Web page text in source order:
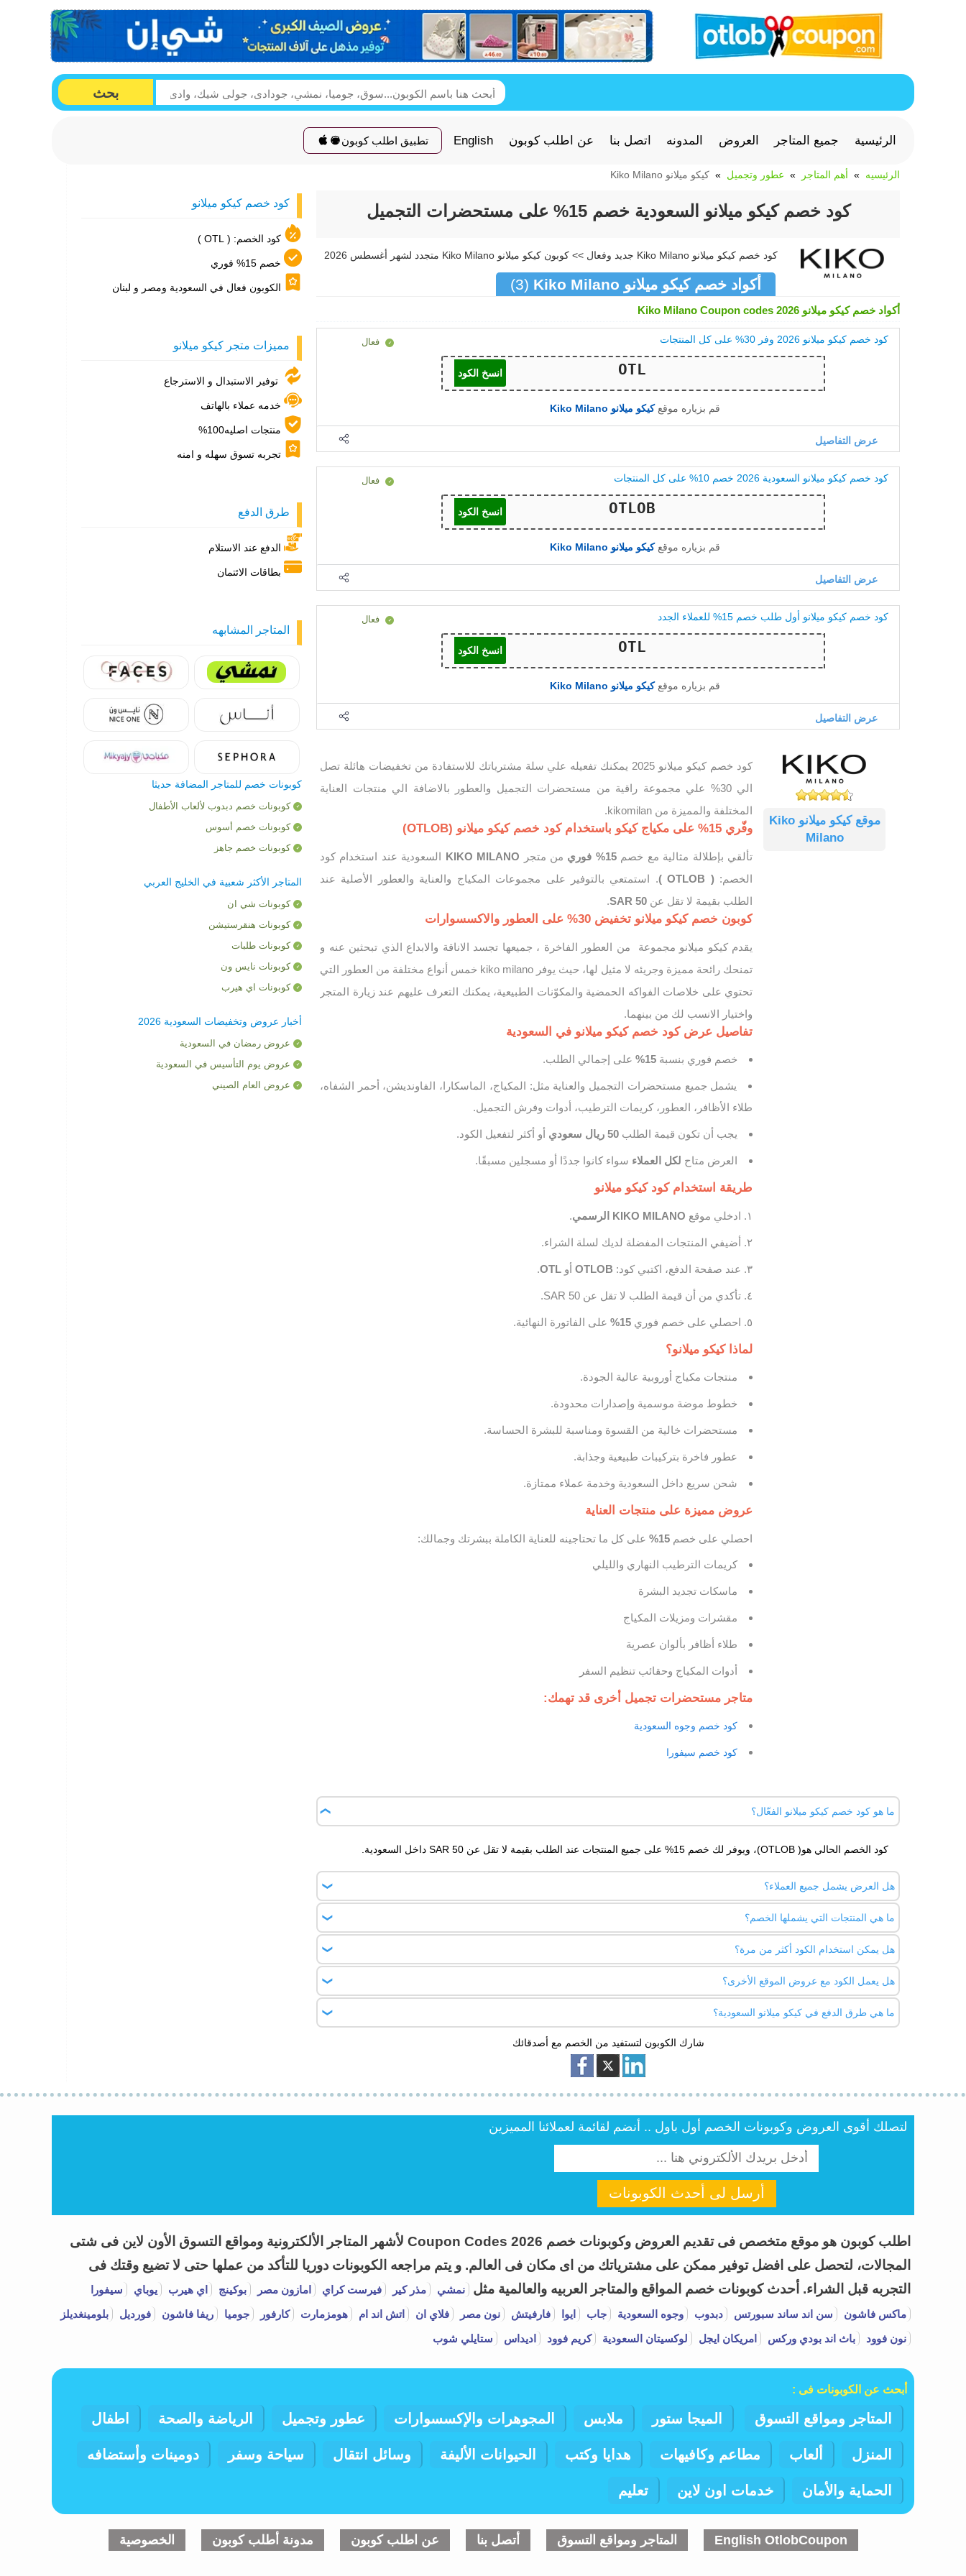
بحث
الرئيسية جميع المتاجر العروض المدونه اتصل بنا عن اطلب كوبون English تطبيق اطلب كوبون
الرئيسيه أهم المتاجر عطور وتجميل كيكو ميلانو Kiko Milano
كود خصم كيكو ميلانو السعودية خصم 15% على مستحضرات التجميل
كود خصم كيكو ميلانو Kiko Milano جديد وفعال >> كوبون كيكو ميلانو Kiko Milano متجدد لشهر أغسطس 2026
أكواد خصم كيكو ميلانو Kiko Milano (3)
أكواد خصم كيكو ميلانو Kiko Milano Coupon codes 2026
كود خصم كيكو ميلانو 2026 وفر 30% على كل المنتجات فعال
انسخ الكود
قم بزياره موقعكيكو ميلانو Kiko Milano
عرض التفاصيل
كود خصم كيكو ميلانو السعودية 2026 خصم 10% على كل المنتجات فعال
انسخ الكود
قم بزياره موقعكيكو ميلانو Kiko Milano
عرض التفاصيل
كود خصم كيكو ميلانو أول طلب خصم 15% للعملاء الجدد فعال
انسخ الكود
قم بزياره موقعكيكو ميلانو Kiko Milano
عرض التفاصيل
موقع كيكو ميلانو Kiko
Milano
كود خصم كيكو ميلانو 2025 يمكنك تفعيله علي سلة مشترياتك للاستفادة من تخفيضات هائلة تصل
الي 30% علي مجموعة راقية من مستحضرات التجميل والعطور بالاضافة الي منتجات العناية
المختلفة والمميزة من kikomilan.
وفّري 15% على مكياج كيكو باستخدام كود خصم كيكو ميلانو (OTLOB)
تألقي بإطلالة مثالية مع خصم15% فوري من متجر KIKO MILANO السعودية عند استخدام كود
الخصم:( OTLOB )
. استمتعي بالتوفير على مجموعات المكياج والعناية والعطور الأصلية عند
الطلب بقيمة لا تقل عن 50 SAR
.
كوبون خصم كيكو ميلانو تخفيض 30% على العطور والاكسسوارات
يقدم كيكو ميلانو مجموعة من العطور الفاخرة ، جميعها تجسد الاناقة والابداع الذي تبحثين عنه و
تمنحك رائحة مميزة وجريئه لا مثيل لها، حيث يوفر kiko milano خمس أنواع مختلفة من العطور التي
تحتوي على خلاصات الفواكه الحمضية والمكوّنات الطبيعية، يمكنك التعرف عليهم عند زيارة المتجر
واختيار الانسب لك من بينهما.
تفاصيل عرض كود خصم كيكو ميلانو في السعودية
خصم فوري بنسبة 15% على إجمالي الطلب.
يشمل جميع مستحضرات التجميل والعناية مثل: المكياج، الماسكارا، الفاونديشن، أحمر الشفاه،
طلاء الأظافر، العطور، كريمات الترطيب، أدوات وفرش التجميل.
يجب أن تكون قيمة الطلب 50 ريال سعودي أو أكثر لتفعيل الكود.
العرض متاح لكل العملاء سواء كانوا جددًا أو مسجلين مسبقًا.
طريقة استخدام كود كيكو ميلانو
ادخلي موقع KIKO MILANO الرسمي .
أضيفي المنتجات المفضلة لديك لسلة الشراء.
عند صفحة الدفع، اكتبي كود: OTLOB أو OTL
.
تأكدي من أن قيمة الطلب لا تقل عن 50 SAR.
احصلي على خصم فوري 15% على الفاتورة النهائية.
لماذا كيكو ميلانو؟
منتجات مكياج أوروبية عالية الجودة.
خطوط موضة موسمية وإصدارات محدودة.
مستحضرات خالية من القسوة ومناسبة للبشرة الحساسة.
عطور فاخرة بتركيبات طبيعية وجذابة.
شحن سريع داخل السعودية وخدمة عملاء ممتازة.
عروض مميزة على منتجات العناية
احصلي على خصم 15% على كل ما تحتاجينه للعناية الكاملة ببشرتك وجمالك:
كريمات الترطيب النهاري والليلي
ماسكات تجديد البشرة
مقشرات ومزيلات المكياج
طلاء أظافر بألوان عصرية
أدوات المكياج وحقائب تنظيم السفر
متاجر مستحضرات تجميل أخرى قد تهمك:
كود خصم وجوه السعودية
كود خصم سيفورا
ما هو كود خصم كيكو ميلانو الفعّال؟
كود الخصم الحالي هو( OTLOB)، ويوفر لك خصم 15% على جميع المنتجات عند الطلب بقيمة لا تقل عن 50 SAR داخل السعودية.
هل العرض يشمل جميع العملاء؟
نعم، الكود متاح لكل من العملاء الجدد والحاليين.
ما هي المنتجات التي يشملها الخصم؟
الخصم يشمل المكياج، العطور، منتجات العناية بالبشرة، أدوات التجميل، والطلاء.
هل يمكن استخدام الكود أكثر من مرة؟
يمكن استخدام الكود أكثر من مرة طالما الشروط مستوفاة (طلب بقيمة 50 SAR أو أكثر).
هل يعمل الكود مع عروض الموقع الأخرى؟
لا، لا يمكن الجمع بين كود الخصم والعروض الترويجية الأخرى في نفس الطلب.
ما هي طرق الدفع في كيكو ميلانو السعودية؟
يمكنك الدفع عبر بطاقات مدى، فيزا، ماستركارد، أو عند الاستلام في بعض المناطق.
شارك الكوبون لتستفيد من الخصم مع أصدقائك
كود خصم كيكو ميلانو
كود الخصم: ( OTL )
خصم 15% فوري
الكوبون فعال في السعودية ومصر و لبنان
مميزات متجر كيكو ميلانو
توفير الاستبدال و الاسترجاع
خدمه عملاء بالهاتف
منتجات اصليه100%
تجربه تسوق سهله و امنه
طرق الدفع
الدفع عند الاستلام
بطاقات الائتمان
المتاجر المشابهه
كوبونات خصم للمتاجر المضافة حديثا
كوبونات خصم دبدوب لألعاب الأطفال
كوبونات خصم أسوس
كوبونات خصم جاهز
المتاجر الأكثر شعبية في الخليج العربي
كوبونات شي ان
كوبونات هنقرستيشن
كوبونات طلبات
كوبونات نايس ون
كوبونات اي هيرب
أخبار عروض وتخفيضات السعودية 2026
عروض رمضان في السعودية
عروض يوم التأسيس في السعودية
عروض العام الصيني
لتصلك أقوى العروض وكوبونات الخصم أول باول .. أنضم لقائمة لعملائنا المميزين
أرسل لى أحدث الكوبونات
اطلب كوبون هو موقع متخصص فى تقديم العروض وكوبونات خصم Coupon Codes 2026 لأشهر المتاجر الألكترونية ومواقع التسوق الأون لاين فى شتى
المجالات، لتحصل على افضل توفير ممكن على مشترياتك من اى مكان فى العالم. و يتم مراجعه الكوبونات دوريا للتأكد من عملها حتى لا تضيع وقتك فى
التجربه قبل الشراء. أحدث كوبونات خصم المواقع والمتاجر العربيه والعالمية مثل نمشي مذر كير فيرست كراي امازون مصر بوكينج اي هيرب يوباي
سيفورا
ماكس فاشون
سن اند ساند سبورتس دبدوب وجوه السعودية جاب ايوا فارفيتش نون مصر فلاي ان اتش اند ام هومزمارت كارفور جوميا ريفا فاشون فورديل
بلومينغديلز
نون فوود
باث اند بودي وركس امريكان ايجل لوكسيتان السعودية كريم فوود اديداس ستايلي شوب
أبحث عن الكوبونات فى :
المتاجر ومواقع التسوق الميجا ستور ملابس المجوهرات والإكسسوارات عطور وتجميل الرياضة والصحة اطفال
المنزل ألعاب مطاعم وكافيهات هدايا وكتب الحيوانات الأليفة وسائل انتقال سياحة وسفر دومينات وأستضافه
الحماية والأمان خدمات اون لاين تعليم
English OtlobCoupon المتاجر ومواقع التسوق أتصل بنا عن اطلب كوبون مدونة أطلب كوبون الخصوصية